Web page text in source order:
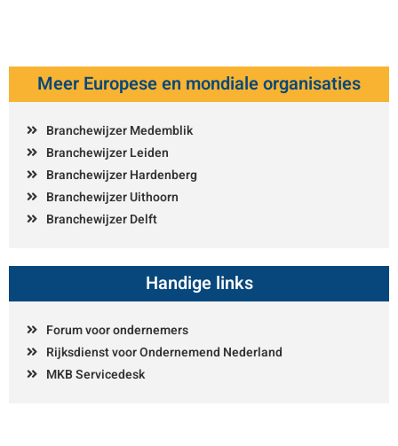
Meer Europese en mondiale organisaties
Branchewijzer Medemblik
Branchewijzer Leiden
Branchewijzer Hardenberg
Branchewijzer Uithoorn
Branchewijzer Delft
Handige links
Forum voor ondernemers
Rijksdienst voor Ondernemend Nederland
MKB Servicedesk